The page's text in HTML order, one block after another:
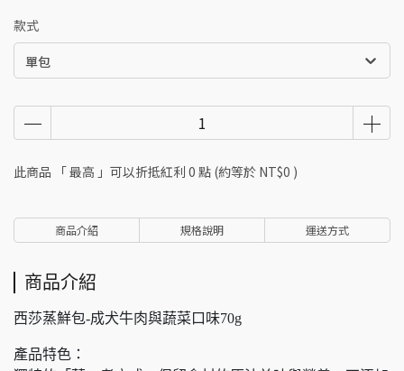
款式
單包
此商品 「 最高 」可以折抵紅利 0 點 (約等於 NT$0 )
商品介紹 規格說明 運送方式
商品介紹
西莎蒸鮮包-成犬牛肉與蔬菜口味70g
產品特色：